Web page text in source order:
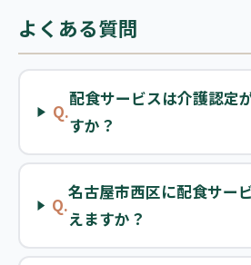
よくある質問
Q.
配食サービスは介護認定
すか？
Q.
名古屋市西区に配食サー
えますか？